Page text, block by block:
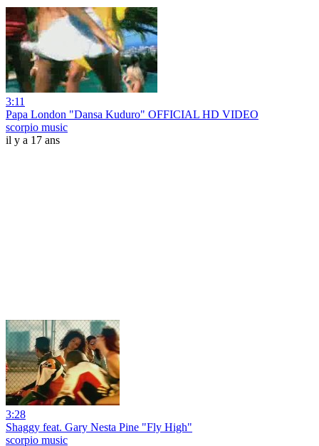
3:11
Papa London "Dansa Kuduro" OFFICIAL HD VIDEO
scorpio music
il y a 17 ans
3:28
Shaggy feat. Gary Nesta Pine "Fly High"
scorpio music